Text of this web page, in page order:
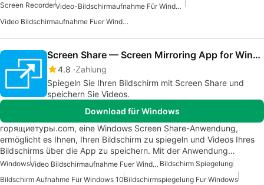
Screen Recorder
Video-Bildschirmaufnahme Für Windows
Video Bildschirmaufnahme Fuer Windows
Screen Share — Screen Mirroring App for Windows 10
4.8 Zahlung
Spiegeln Sie Ihren Bildschirm mit Screen Share und
speichern Sie Videos.
Download für Windows
горящиетуры.com, eine Windows Screen Share-Anwendung,
ermöglicht es Ihnen, Ihren Bildschirm zu spiegeln und Videos Ihres
Bildschirms über die App zu speichern. Mit der Anwendung…
Windows Video Bildschirmaufnahme Fuer Windows Bildschirm Spiegelung
Bildschirm Aufnahme Für Windows 10Bildschirmspiegelung Fur Windows